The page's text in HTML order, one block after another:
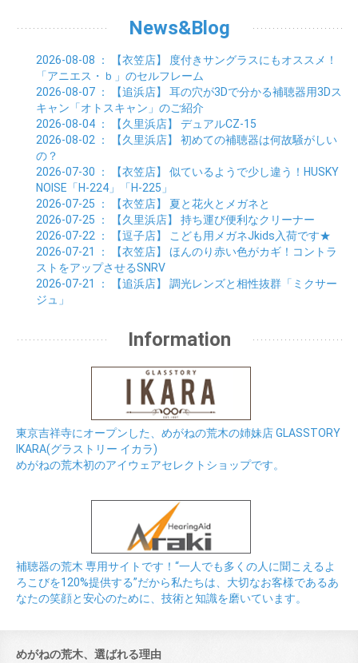
News&Blog
2026-08-08 ： 【衣笠店】
度付きサングラスにもオススメ！
「アニエス・ｂ」のセルフレーム
2026-08-07 ： 【追浜店】 耳の穴が3Dで分かる補聴器用3Dス
キャン「オトスキャン」のご紹介
2026-08-04 ： 【久里浜店】 デュアルCZ-15
2026-08-02 ： 【久里浜店】 初めての補聴器は何故騒がしい
の？
2026-07-30 ： 【衣笠店】 似ているようで少し違う！HUSKY
NOISE「H-224」「H-225」
2026-07-25 ： 【衣笠店】 夏と花火とメガネと
2026-07-25 ： 【久里浜店】 持ち運び便利なクリーナー
2026-07-22 ： 【逗子店】
こども用メガネJkids入荷です★
2026-07-21
： 【衣笠店】 ほんのり赤い色がカギ！コントラ
ストをアップさせるSNRV
2026-07-21
： 【追浜店】 調光レンズと相性抜群「ミクサー
ジュ」
Information
東京吉祥寺にオープンした、めがねの荒木の姉妹店 GLASSTORY
IKARA(グラストリー イカラ)
めがねの荒木初のアイウェアセレクトショップです。
補聴器の荒木 専用サイトです！“一人でも多くの人に聞こえるよ
ろこびを120%提供する”だから私たちは、大切なお客様であるあ
なたの笑顔と安心のために、技術と知識を磨いています。
めがねの荒木、選ばれる理由